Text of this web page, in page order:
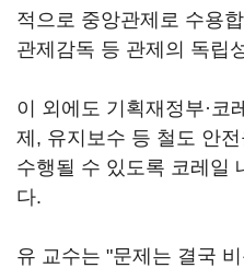
적으로 중앙관제로 수용
관제감독 등 관제의 독립
이 외에도 기획재정부·코
제, 유지보수 등 철도 안
수행될 수 있도록 코레일
다.
유 교수는 "문제는 결국